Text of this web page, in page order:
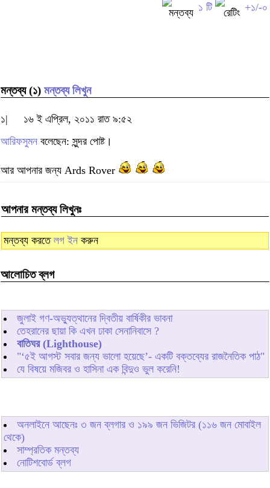
১ টি +১/-০
মন্তব্য (১) মন্তব্য লিখুন
১|
১৬ ই এপ্রিল, ২০১১ রাত ৯:৫২
আরিফসুমন বলেছেন: সুন্দর পোষ্ট।
আর আপনার জন্য Ards Rover
আপনার মন্তব্য লিখুনঃ
মন্তব্য করতে লগ ইন করুন
আলোচিত ব্লগ
জুলাই গণ-অভ্যুত্থানের দ্বিতীয় বার্ষিকীর ভাবনা
তেহরানের ছায়া কি এখন ঢাকা সেনানিবাসে ?
বাতিঘর (Lighthouse)
"‘৫ই আগস্ট সবার জন্য ভালো হয়েছে’- একটি বক্তব্যের রাজনৈতিক পাঠ"
যে বিষয়ে মজিবর ও হাসিনা এক বিন্দুও ভুল করেনি!
অনলাইনে আছেনঃ ৩ জন ব্লগার ও ১৯৯ জন ভিজিটর (১১৬ জন মোবাইল
থেকে)
সাম্প্রতিক মন্তব্য
নোটিশবোর্ড ব্লগ